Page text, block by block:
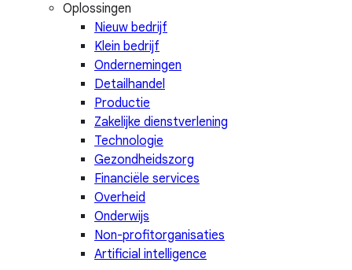
Oplossingen
Nieuw bedrijf
Klein bedrijf
Ondernemingen
Detailhandel
Productie
Zakelijke dienstverlening
Technologie
Gezondheidszorg
Financiële services
Overheid
Onderwijs
Non-profitorganisaties
Artificial intelligence